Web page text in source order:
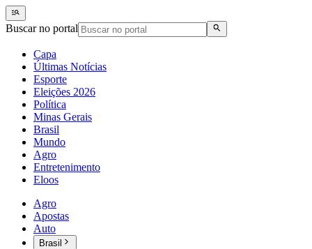
Buscar no portal
Capa
Últimas Notícias
Esporte
Eleições 2026
Política
Minas Gerais
Brasil
Mundo
Agro
Entretenimento
Eloos
Agro
Apostas
Auto
Brasil